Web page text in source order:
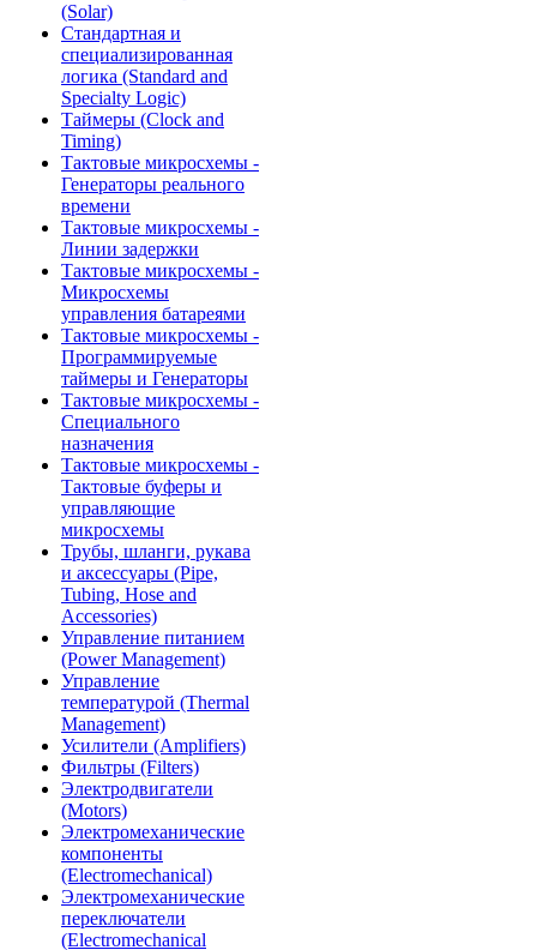
(Solar)
Стандартная и
специализированная
логика (Standard and
Specialty Logic)
Таймеры (Clock and
Timing)
Тактовые микросхемы -
Генераторы реального
времени
Тактовые микросхемы -
Линии задержки
Тактовые микросхемы -
Микросхемы
управления батареями
Тактовые микросхемы -
Программируемые
таймеры и Генераторы
Тактовые микросхемы -
Специального
назначения
Тактовые микросхемы -
Тактовые буферы и
управляющие
микросхемы
Трубы, шланги, рукава
и аксессуары (Pipe,
Tubing, Hose and
Accessories)
Управление питанием
(Power Management)
Управление
температурой (Thermal
Management)
Усилители (Amplifiers)
Фильтры (Filters)
Электродвигатели
(Motors)
Электромеханические
компоненты
(Electromechanical)
Электромеханические
переключатели
(Electromechanical